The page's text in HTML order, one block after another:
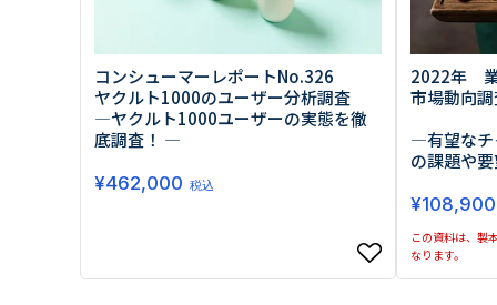
コンシューマーレポートNo.326
ヤクルト1000のユーザー分析調査
―ヤクルト1000ユーザーの実態を徹
底調査！ ―
¥462,000 税込
2022年 業
市場動向
―有望なチ
の課題や
¥108,900
この資料は、製
なります。